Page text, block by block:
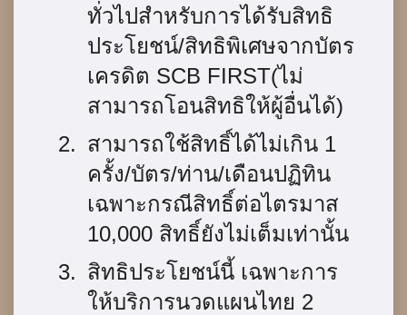
ทั่วไปสำหรับการได้รับสิทธิ
ประโยชน์/สิทธิพิเศษจากบัตร
เครดิต SCB FIRST(ไม่
สามารถโอนสิทธิให้ผู้อื่นได้)
สามารถใช้สิทธิ์ได้ไม่เกิน 1
ครั้ง/บัตร/ท่าน/เดือนปฏิทิน
เฉพาะกรณีสิทธิ์ต่อไตรมาส
10,000 สิทธิ์ยังไม่เต็มเท่านั้น
สิทธิประโยชน์นี้ เฉพาะการ
ให้บริการนวดแผนไทย 2